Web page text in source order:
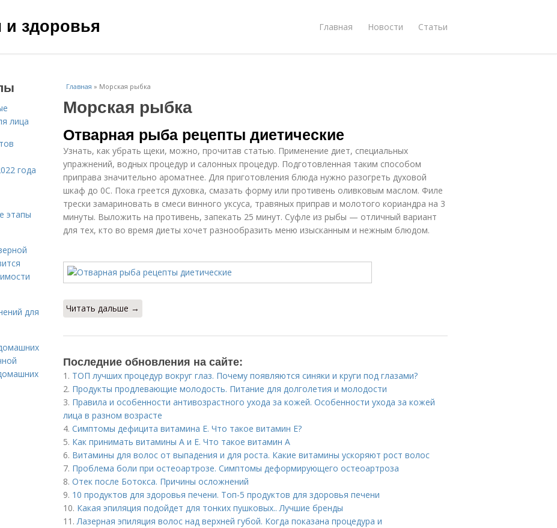
здоровья Главная Новости Статьи
Главная » Морская рыбка
Морская рыбка
Отварная рыба рецепты диетические
Узнать, как убрать щеки, можно, прочитав статью. Применение диет, специальных
упражнений, водных процедур и салонных процедур. Подготовленная таким способом
приправа значительно ароматнее. Для приготовления блюда нужно разогреть духовой
шкаф до 0C. Пока греется духовка, смазать форму или противень оливковым маслом. Филе
трески замариновать в смеси винного уксуса, травяных приправ и молотого кориандра на 3
минуты. Выложить на противень, запекать 25 минут. Суфле из рыбы — отличный вариант
для тех, кто во время диеты хочет разнообразить меню изысканным и нежным блюдом.
Читать дальше →
Последние обновления на сайте:
1. ТОП лучших процедур вокруг глаз. Почему появляются синяки и круги под глазами?
2. Продукты продлевающие молодость. Питание для долголетия и молодости
3. Правила и особенности антивозрастного ухода за кожей. Особенности ухода за кожей
лица в разном возрасте
4. Симптомы дефицита витамина E. Что такое витамин Е?
5. Как принимать витамины А и Е. Что такое витамин А
6. Витамины для волос от выпадения и для роста. Какие витамины ускоряют рост волос
7. Проблема боли при остеоартрозе. Симптомы деформирующего остеоартроза
8. Отек после Ботокса. Причины осложнений
9. 10 продуктов для здоровья печени. Топ-5 продуктов для здоровья печени
10. Какая эпиляция подойдет для тонких пушковых.. Лучшие бренды
11.Лазерная эпиляция волос над верхней губой. Когда показана процедура и
лица
года
этапы
для